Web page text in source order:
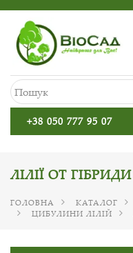
+38 050 777 95 07
ЛІЛІЇ ОТ ГІБРИДИ
ГОЛОВНА КАТАЛОГ
ЦИБУЛИНИ ЛІЛІЙ